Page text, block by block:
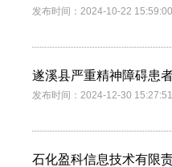
发布时间：2024-10-22 15:59:00
遂溪县严重精神障碍患
发布时间：2024-12-30 15:27:51
石化盈科信息技术有限